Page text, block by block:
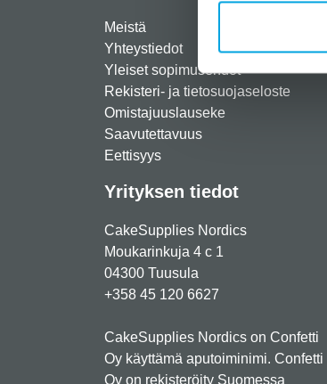
Meistä
Yhteystiedot
Yleiset sopimusehdot
Rekisteri- ja tietosuojaseloste
Omistajuuslauseke
Saavutettavuus
Eettisyys
Yrityksen tiedot
CakeSupplies Nordics
Moukarinkuja 4 c 1
04300 Tuusula
+358 45 120 6627
CakeSupplies Nordics on Confetti
Oy käyttämä aputoiminimi. Confetti
Oy on rekisteröity Suomessa